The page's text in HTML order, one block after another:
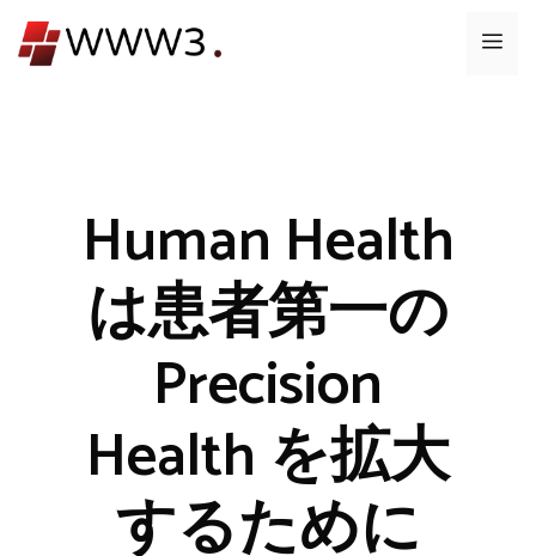
ン
メ
Human Health
は患者第一の
Precision
Health を拡大
するために